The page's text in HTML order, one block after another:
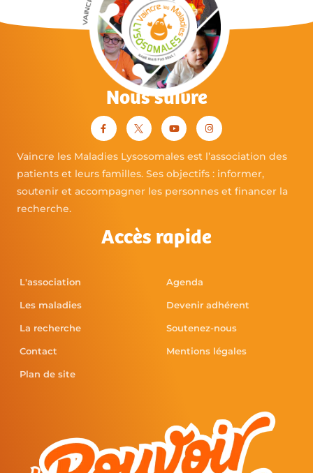
Nous suivre
Vaincre les Maladies Lysosomales est l’association des
patients et leurs familles. Ses objectifs : informer,
soutenir et accompagner les personnes et financer la
recherche.
Accès rapide
L'association
Les maladies
La recherche
Contact
Plan de site
Agenda
Devenir adhérent
Soutenez-nous
Mentions légales